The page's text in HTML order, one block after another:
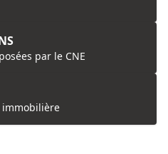
par le CNE
immobilière